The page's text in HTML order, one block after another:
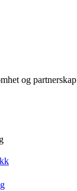
og partnerskap